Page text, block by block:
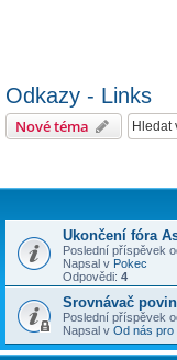
Odkazy - Links
Nové téma
Ukončení fóra
Poslední příspěvek
Napsal v Pokec
Odpovědi: 4
Srovnávač
Poslední příspěvek
Napsal v Od nás pro